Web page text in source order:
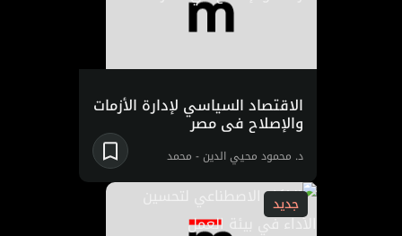
الاقتصاد السياسي لإدارة الأزمات
والإصلاح في مصر
د. محمود محيي الدين - محمد
جديد